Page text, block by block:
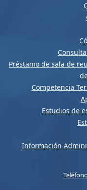
Préstamo de sala de
Competencia
Estudios de
Información